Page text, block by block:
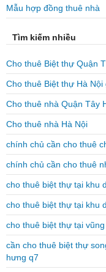
Mẫu hợp đồng thuê nhà
Tìm kiếm nhiều
Cho thuê Biệt thự Quận
Cho thuê Biệt thự Hà Nội
Cho thuê nhà Quận Tây
Cho thuê nhà Hà Nội
chính chủ cần cho thuê
chính chủ cần cho thuê
cho thuê biệt thự tại khu
cho thuê biệt thự tại khu
cho thuê biệt thự tại vũng
cần cho thuê biệt thự
hưng q7